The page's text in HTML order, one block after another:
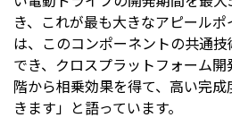
き、これが最も大きなアピール
は、このコンポーネントの共通
でき、クロスプラットフォーム
階から相乗効果を得て、高い完
きます」と語っています。